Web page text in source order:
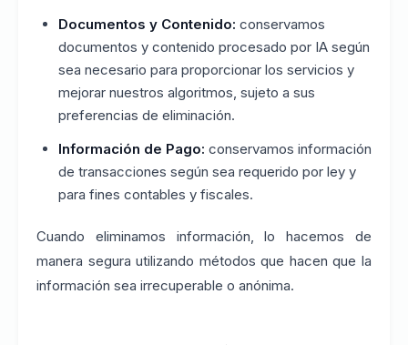
Documentos y Contenido: conservamos
documentos y contenido procesado por IA según
sea necesario para proporcionar los servicios y
mejorar nuestros algoritmos, sujeto a sus
preferencias de eliminación.
Información de Pago: conservamos información
de transacciones según sea requerido por ley y
para fines contables y fiscales.
Cuando eliminamos información, lo hacemos de
manera segura utilizando métodos que hacen que la
información sea irrecuperable o anónima.